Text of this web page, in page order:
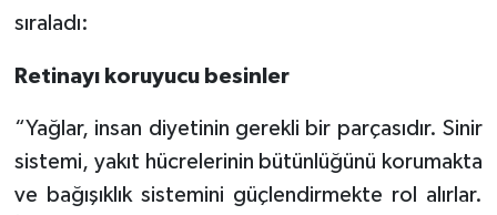
sıraladı:
Retinayı koruyucu besinler
“Yağlar, insan diyetinin gerekli bir parçasıdır. Sinir
sistemi, yakıt hücrelerinin bütünlüğünü korumakta
ve bağışıklık sistemini güçlendirmekte rol alırlar.